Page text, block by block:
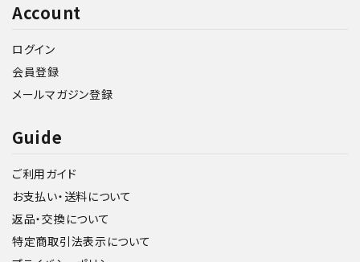
Account
ログイン
会員登録
メールマガジン登録
Guide
ご利用ガイド
お支払い・送料について
返品・交換について
特定商取引法表示について